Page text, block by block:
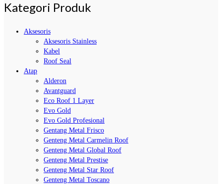
Kategori Produk
Aksesoris
Aksesoris Stainless
Kabel
Roof Seal
Atap
Alderon
Avantguard
Eco Roof 1 Layer
Evo Gold
Evo Gold Profesional
Gentang Metal Frisco
Genteng Metal Carmelin Roof
Genteng Metal Global Roof
Genteng Metal Prestise
Genteng Metal Star Roof
Genteng Metal Toscano